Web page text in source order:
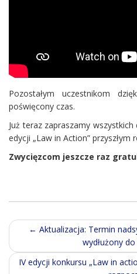
Pozostałym uczestnikom
poświęcony czas.
Już teraz zapraszamy
edycji „Law in Action” przyszłym
Zwycięzcom jeszcze raz
Post
navigation
← Aktualizacja: Termin
wydłużony
IV edycji konkursu „Law in